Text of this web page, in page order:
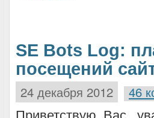
SE Bots Log:
посещений
24 декабря 2012 46
Приветствую Вас,